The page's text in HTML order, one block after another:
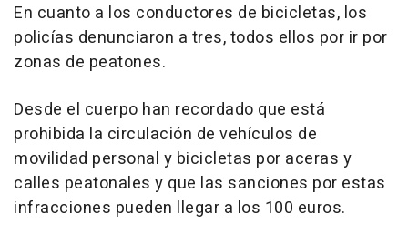
En cuanto a los conductores de bicicletas, los
policías denunciaron a tres, todos ellos por ir por
zonas de peatones.
Desde el cuerpo han recordado que está
prohibida la circulación de vehículos de
movilidad personal y bicicletas por aceras y
calles peatonales y que las sanciones por estas
infracciones pueden llegar a los 100 euros.